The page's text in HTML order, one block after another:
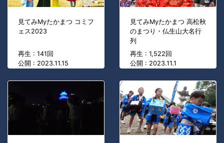
見てみMyたかまつ コミフ
ェス2023
再生 : 141回
公開 : 2023.11.15
見てみMyたかまつ 高松秋
のまつり・仏生山大名行
列
再生 : 1,522回
公開 : 2023.11.1